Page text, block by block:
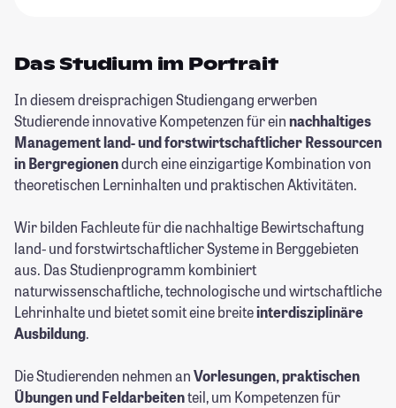
Das Studium im Portrait
In diesem dreisprachigen Studiengang erwerben
Studierende innovative Kompetenzen für einnachhaltiges
Management land- und forstwirtschaftlicher Ressourcen
in Bergregionendurch eine einzigartige Kombination von
theoretischen Lerninhalten und praktischen Aktivitäten.
Wir bilden Fachleute für die nachhaltige Bewirtschaftung
land- und forstwirtschaftlicher Systeme in Berggebieten
aus. Das Studienprogramm kombiniert
naturwissenschaftliche, technologische und wirtschaftliche
Lehrinhalte und bietet somit eine breiteinterdisziplinäre
Ausbildung.
Die Studierenden nehmen anVorlesungen, praktischen
Übungen und Feldarbeitenteil, um Kompetenzen für